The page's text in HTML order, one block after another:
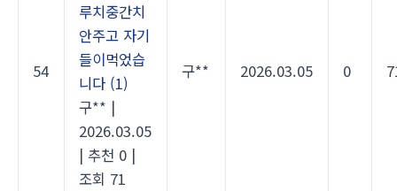
54
루치중간치
안주고 자기
들이먹었습
니다 (1)
구** |
2026.03.05
| 추천 0 |
조회 71
구** 2026.03.05 0